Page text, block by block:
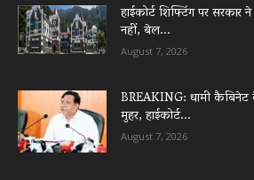
हाईकोर्ट शिफ्टिंग पर सरकार
नहीं, बेल...
August 7, 2026
BREAKING: धामी
मुहर, हाईकोर्ट...
August 7, 2026